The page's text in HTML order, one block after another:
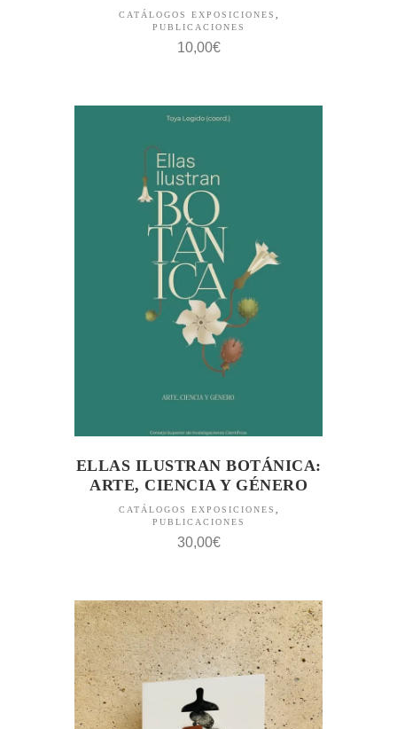
CATÁLOGOS EXPOSICIONES
PUBLICACIONES
10,00€
ELLAS ILUSTRAN BOTÁNICA:
ARTE, CIENCIA Y GÉNERO
CATÁLOGOS EXPOSICIONES
PUBLICACIONES
30,00€